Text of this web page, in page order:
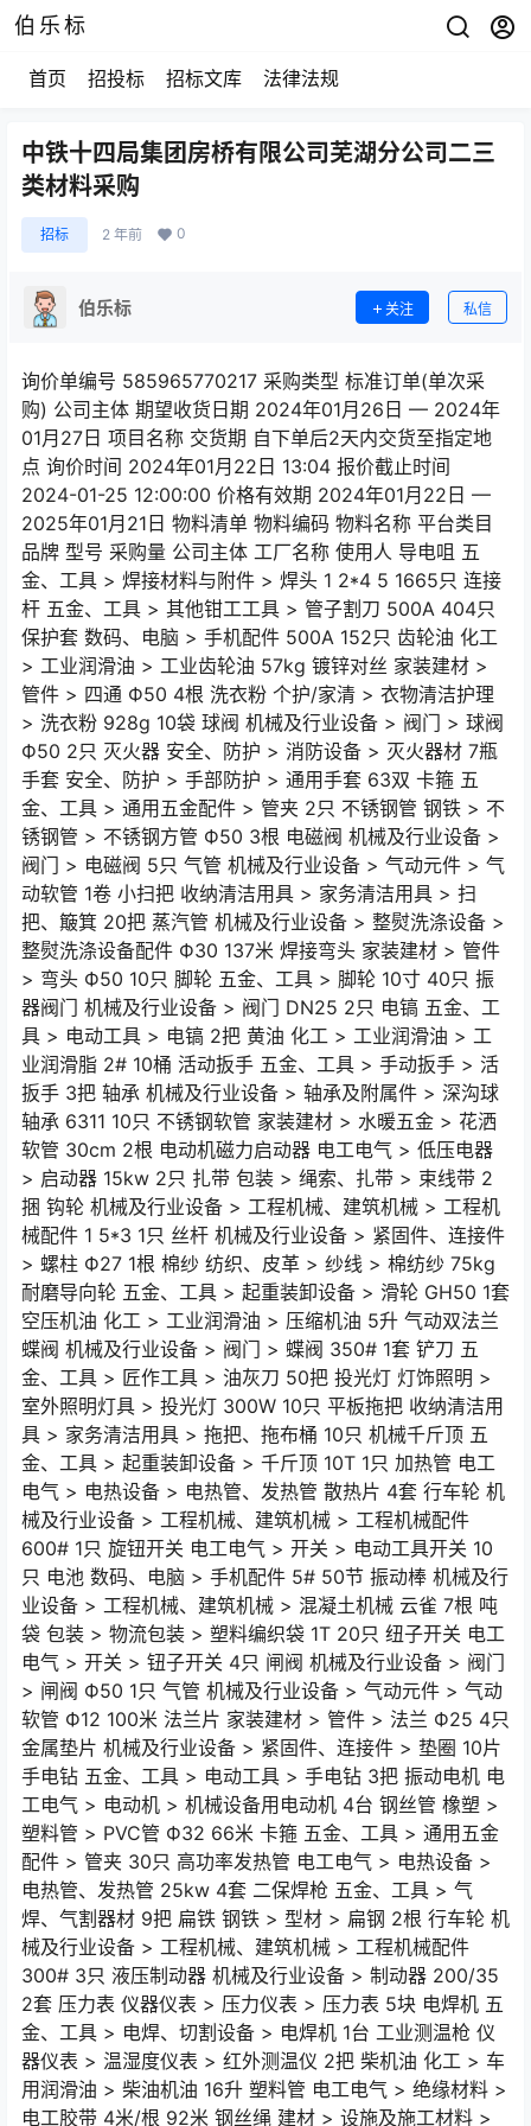
伯乐标
首页 招投标 招标文库 法律法规
中铁十四局集团房桥有限公司芜湖分公司二三
类材料采购
招标 2 年前 0
伯乐标 关注 私信
询价单编号 585965770217 采购类型 标准订单(单次采
购) 公司主体 期望收货日期 2024年01月26日 — 2024年
01月27日 项目名称 交货期 自下单后2天内交货至指定地
点 询价时间 2024年01月22日 13:04 报价截止时间
2024-01-25 12:00:00 价格有效期 2024年01月22日 —
2025年01月21日 物料清单 物料编码 物料名称 平台类目
品牌 型号 采购量 公司主体 工厂名称 使用人 导电咀 五
金、工具 > 焊接材料与附件 > 焊头 1 2*4 5 1665只 连接
杆 五金、工具 > 其他钳工工具 > 管子割刀 500A 404只
保护套 数码、电脑 > 手机配件 500A 152只 齿轮油 化工
> 工业润滑油 > 工业齿轮油 57kg 镀锌对丝 家装建材 >
管件 > 四通 Ф50 4根 洗衣粉 个护/家清 > 衣物清洁护理
> 洗衣粉 928g 10袋 球阀 机械及行业设备 > 阀门 > 球阀
Ф50 2只 灭火器 安全、防护 > 消防设备 > 灭火器材 7瓶
手套 安全、防护 > 手部防护 > 通用手套 63双 卡箍 五
金、工具 > 通用五金配件 > 管夹 2只 不锈钢管 钢铁 > 不
锈钢管 > 不锈钢方管 Ф50 3根 电磁阀 机械及行业设备 >
阀门 > 电磁阀 5只 气管 机械及行业设备 > 气动元件 > 气
动软管 1卷 小扫把 收纳清洁用具 > 家务清洁用具 > 扫
把、簸箕 20把 蒸汽管 机械及行业设备 > 整熨洗涤设备 >
整熨洗涤设备配件 Ф30 137米 焊接弯头 家装建材 > 管件
> 弯头 Ф50 10只 脚轮 五金、工具 > 脚轮 10寸 40只 振
器阀门 机械及行业设备 > 阀门 DN25 2只 电镐 五金、工
具 > 电动工具 > 电镐 2把 黄油 化工 > 工业润滑油 > 工
业润滑脂 2# 10桶 活动扳手 五金、工具 > 手动扳手 > 活
扳手 3把 轴承 机械及行业设备 > 轴承及附属件 > 深沟球
轴承 6311 10只 不锈钢软管 家装建材 > 水暖五金 > 花洒
软管 30cm 2根 电动机磁力启动器 电工电气 > 低压电器
> 启动器 15kw 2只 扎带 包装 > 绳索、扎带 > 束线带 2
捆 钩轮 机械及行业设备 > 工程机械、建筑机械 > 工程机
械配件 1 5*3 1只 丝杆 机械及行业设备 > 紧固件、连接件
> 螺柱 Ф27 1根 棉纱 纺织、皮革 > 纱线 > 棉纺纱 75kg
耐磨导向轮 五金、工具 > 起重装卸设备 > 滑轮 GH50 1套
空压机油 化工 > 工业润滑油 > 压缩机油 5升 气动双法兰
蝶阀 机械及行业设备 > 阀门 > 蝶阀 350# 1套 铲刀 五
金、工具 > 匠作工具 > 油灰刀 50把 投光灯 灯饰照明 >
室外照明灯具 > 投光灯 300W 10只 平板拖把 收纳清洁用
具 > 家务清洁用具 > 拖把、拖布桶 10只 机械千斤顶 五
金、工具 > 起重装卸设备 > 千斤顶 10T 1只 加热管 电工
电气 > 电热设备 > 电热管、发热管 散热片 4套 行车轮 机
械及行业设备 > 工程机械、建筑机械 > 工程机械配件
600# 1只 旋钮开关 电工电气 > 开关 > 电动工具开关 10
只 电池 数码、电脑 > 手机配件 5# 50节 振动棒 机械及行
业设备 > 工程机械、建筑机械 > 混凝土机械 云雀 7根 吨
袋 包装 > 物流包装 > 塑料编织袋 1T 20只 纽子开关 电工
电气 > 开关 > 钮子开关 4只 闸阀 机械及行业设备 > 阀门
> 闸阀 Ф50 1只 气管 机械及行业设备 > 气动元件 > 气动
软管 Ф12 100米 法兰片 家装建材 > 管件 > 法兰 Ф25 4只
金属垫片 机械及行业设备 > 紧固件、连接件 > 垫圈 10片
手电钻 五金、工具 > 电动工具 > 手电钻 3把 振动电机 电
工电气 > 电动机 > 机械设备用电动机 4台 钢丝管 橡塑 >
塑料管 > PVC管 Ф32 66米 卡箍 五金、工具 > 通用五金
配件 > 管夹 30只 高功率发热管 电工电气 > 电热设备 >
电热管、发热管 25kw 4套 二保焊枪 五金、工具 > 气
焊、气割器材 9把 扁铁 钢铁 > 型材 > 扁钢 2根 行车轮 机
械及行业设备 > 工程机械、建筑机械 > 工程机械配件
300# 3只 液压制动器 机械及行业设备 > 制动器 200/35
2套 压力表 仪器仪表 > 压力仪表 > 压力表 5块 电焊机 五
金、工具 > 电焊、切割设备 > 电焊机 1台 工业测温枪 仪
器仪表 > 温湿度仪表 > 红外测温仪 2把 柴机油 化工 > 车
用润滑油 > 柴油机油 16升 塑料管 电工电气 > 绝缘材料 >
电工胶带 4米/根 92米 钢丝绳 建材 > 设施及施工材料 >